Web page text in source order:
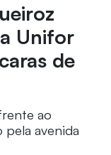
Unifor
de
ao
avenida